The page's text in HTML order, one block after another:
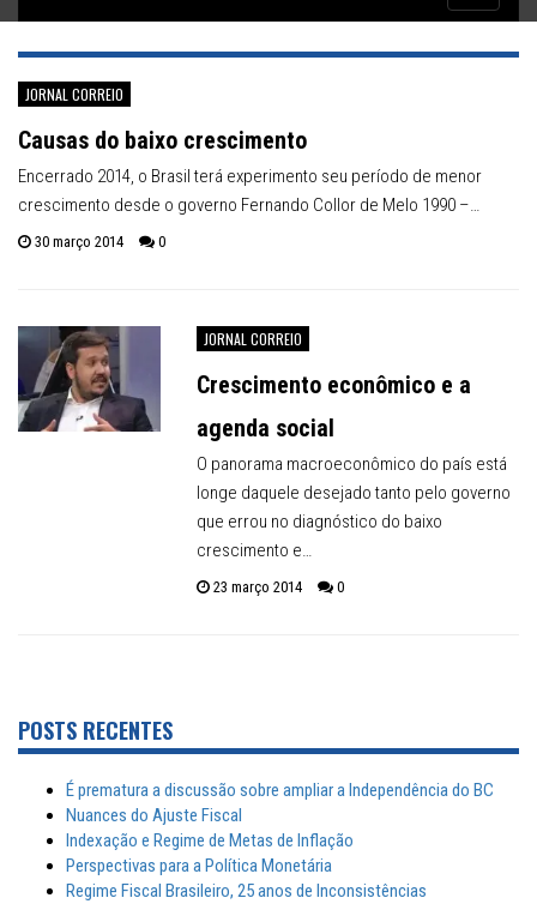
JORNAL CORREIO
Causas do baixo crescimento
Encerrado 2014, o Brasil terá experimento seu período de menor
crescimento desde o governo Fernando Collor de Melo 1990 –…
30 março 2014 0
JORNAL CORREIO
Crescimento econômico e a
agenda social
O panorama macroeconômico do país está
longe daquele desejado tanto pelo governo
que errou no diagnóstico do baixo
crescimento e…
23 março 2014 0
POSTS RECENTES
É prematura a discussão sobre ampliar a Independência do BC
Nuances do Ajuste Fiscal
Indexação e Regime de Metas de Inflação
Perspectivas para a Política Monetária
Regime Fiscal Brasileiro, 25 anos de Inconsistências